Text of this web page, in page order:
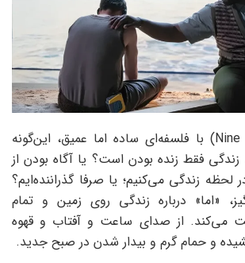
فیلم نه روز (Nine Days) با فلسفه‌ای ساده اما عمیق، این‌گونه
فقط زنده بودن است؟ یا آگاه بودن از
لحظه زندگی می‌کنیم؛ یا صرفا گذراننده‌ایم؟
«اما» درباره زندگی روی زمین و تمام
می‌کند. از صدای ساعت و آفتاب و قهوه
و حمام گرم و بیدار شدن در صبح جدید.